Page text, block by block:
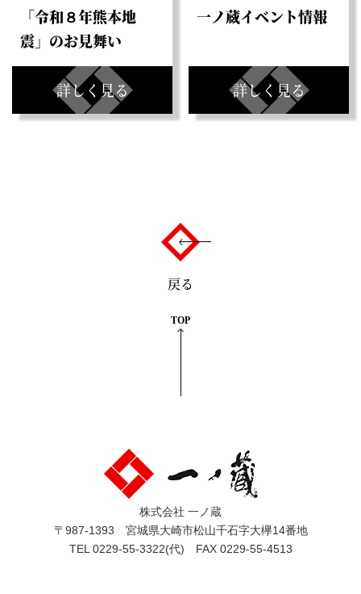
「令和８年熊本地
震」のお見舞い
詳しく見る
一ノ蔵イベント情報
詳しく見る
戻る
TOP
株式会社 一ノ蔵
〒987-1393 宮城県大崎市松山千石字大欅14番地
TEL 0229-55-3322(代) FAX 0229-55-4513